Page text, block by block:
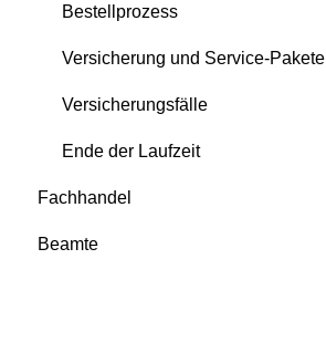
Bestellprozess
Versicherung und Service-Pakete
Versicherungsfälle
Ende der Laufzeit
Fachhandel
Grundlagen
Beamte